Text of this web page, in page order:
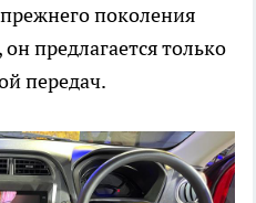
поколения
предлагается только
передач.